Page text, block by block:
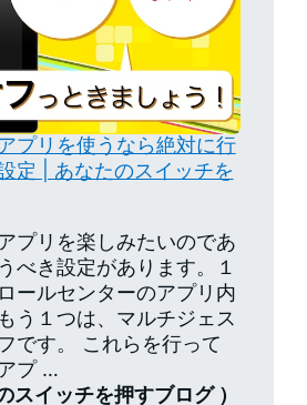
プリを使うなら絶対に行
定 | あなたのスイッチを
プリを楽しみたいのであ
べき設定があります。１
ールセンターのアプリ内
う１つは、マルチジェス
です。 これらを行って
プ …
スイッチを押すブログ ）